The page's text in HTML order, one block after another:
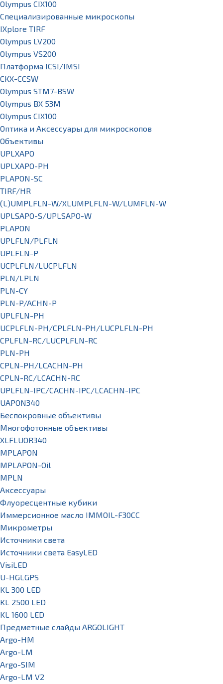
Olympus CIX100
Специализированные микроскопы
IXplore TIRF
Olympus LV200
Olympus VS200
Платформа ICSI/IMSI
CKX-CCSW
Olympus STM7-BSW
Olympus BX 53M
Olympus CIX100
Оптика и Аксессуары для микроскопов
Объективы
UPLXAPO
UPLXAPO-PH
PLAPON-SC
TIRF/HR
(L)UMPLFLN-W/XLUMPLFLN-W/LUMFLN-W
UPLSAPO-S/UPLSAPO-W
PLAPON
UPLFLN/PLFLN
UPLFLN-P
UCPLFLN/LUCPLFLN
PLN/LPLN
PLN-CY
PLN-P/ACHN-P
UPLFLN-PH
UCPLFLN-PH/CPLFLN-PH/LUCPLFLN-PH
CPLFLN-RC/LUCPLFLN-RC
PLN-PH
CPLN-PH/LCACHN-PH
CPLN-RC/LCACHN-RC
UPLFLN-IPC/CACHN-IPC/LCACHN-IPC
UAPON340
Беспокровные объективы
Многофотонные объективы
XLFLUOR340
MPLAPON
MPLAPON-Oil
MPLN
Аксессуары
Флуоресцентные кубики
Иммерсионное масло IMMOIL-F30CC
Микрометры
Источники света
Источники света EasyLED
VisiLED
U-HGLGPS
KL 300 LED
KL 2500 LED
KL 1600 LED
Предметные слайды ARGOLIGHT
Argo-HM
Argo-LM
Argo-SIM
Argo-LM V2